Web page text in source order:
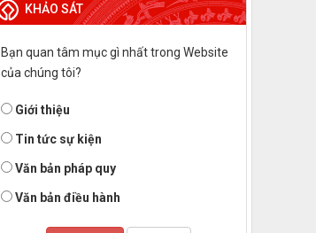
KHẢO SÁT
Bạn quan tâm mục gì nhất trong Website
của chúng tôi?
Giới thiệu
Tin tức sự kiện
Văn bản pháp quy
Văn bản điều hành